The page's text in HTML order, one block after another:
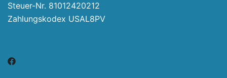
Steuer-Nr. 81012420212
Zahlungskodex USAL8PV